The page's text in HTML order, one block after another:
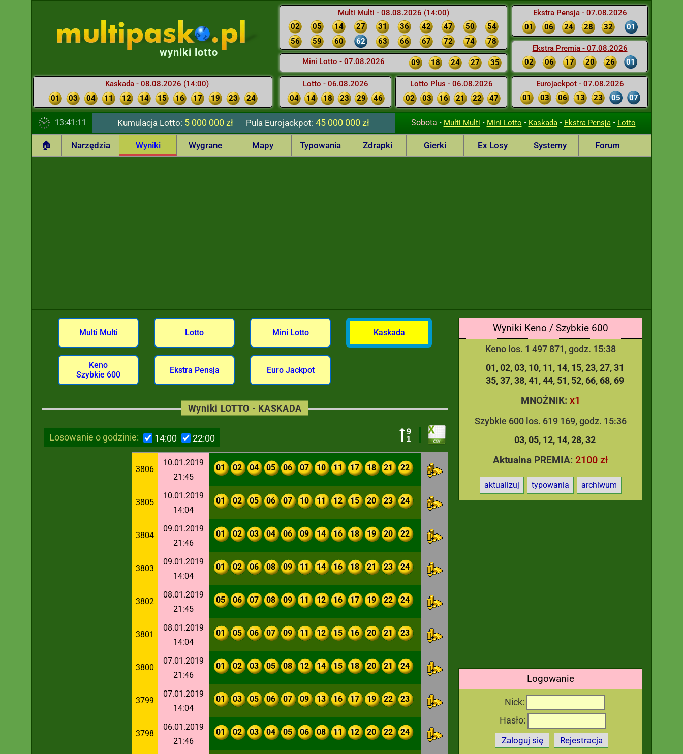
Multi Multi - 08.08.2026 (14:00)
02
05 14 27 31 36 42 47 50
54
56
59 60 62 63 66 67 72 74 78
Mini Lotto - 07.08.2026 09 18 24 27 35
Lotto - 06.08.2026
04
14 18 23 29 46
Lotto Plus - 06.08.2026
02
03 16 21 22 47
Ekstra Pensja - 07.08.2026
01
06 24 28 32 01
Ekstra Premia - 07.08.2026
02
06 17 20 26 01
Eurojackpot - 07.08.2026
01
03 06 13 23 05 07
wyniki lotto
Kaskada - 08.08.2026 (14:00)
01
03 04 11 12 14 15 16 17 19 23 24
13:41:12 Kumulacja Lotto: 5 000 000 zł PulaEurojackpot: 45 000 000 zł Sobota • Multi Multi • Mini Lotto • Kaskada• Ekstra Pensja• Lotto
🏠 Narzędzia Wyniki Wygrane Mapy Typowania Zdrapki Gierki Ex Losy Systemy Forum
Wyniki Keno / Szybkie 600
Keno los. 1 497 871, godz. 15:38
01 02 03 10 11 14 15 23 27 31
35 37 38 41 44 51 52 66 68 69
MNOŻNIK: x1
Szybkie 600 los. 619 169, godz. 15:36
03 05 12 14 28 32
Aktualna PREMIA: 2100 zł
aktualizuj typowania archiwum
Logowanie
Nick:
Hasło:
Zaloguj się Rejestracja
Multi Multi Lotto Mini Lotto Kaskada
Keno
Szybkie 600
Ekstra Pensja Euro Jackpot
Losowanie o godzinie: 14:00 22:00
Wyniki LOTTO - KASKADA
3806
10.01.2019
21:45
01 02 04 05 06 07 10 11 17 18 21 22
3805
10.01.2019
14:04
01 02 05 06 07 10 11 12 15 20 23 24
3804
09.01.2019
21:46
01 02 03 04 06 09 14 16 18 19 20 22
3803
09.01.2019
14:04
01 02 06 08 09 11 14 16 18 21 23 24
3802
08.01.2019
21:45
05 06 07 08 09 11 12 16 17 19 22 24
3801
08.01.2019
14:04
01 05 06 07 09 11 12 15 16 20 21 23
3800
07.01.2019
21:46
01 02 03 05 08 12 14 15 18 20 21 24
3799
07.01.2019
14:04
01 03 05 06 07 09 13 16 17 19 22 23
3798
06.01.2019
21:46
01 02 03 04 05 06 08 11 12 20 22 24